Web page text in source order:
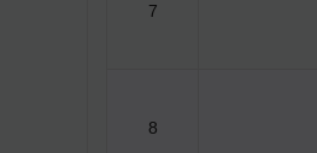
7
8